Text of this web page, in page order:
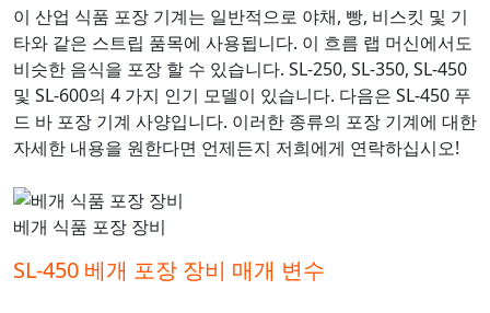
이 산업 식품 포장 기계는 일반적으로 야채, 빵, 비스킷 및 기
타와 같은 스트립 품목에 사용됩니다. 이 흐름 랩 머신에서도
비슷한 음식을 포장 할 수 있습니다. SL-250, SL-350, SL-450
및 SL-600의 4 가지 인기 모델이 있습니다. 다음은 SL-450 푸
드 바 포장 기계 사양입니다. 이러한 종류의 포장 기계에 대한
자세한 내용을 원한다면 언제든지 저희에게 연락하십시오!
베개 식품 포장 장비
SL-450 베개 포장 장비 매개 변수